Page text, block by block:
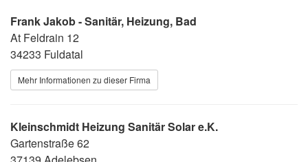
Frank Jakob - Sanitär, Heizung, Bad
At Feldrain 12
34233 Fuldatal
Mehr Informationen zu dieser Firma
Kleinschmidt Heizung Sanitär Solar e.K.
Gartenstraße 62